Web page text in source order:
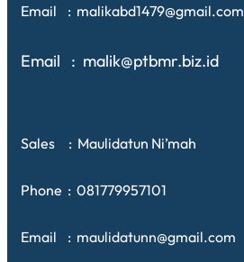
Email : malikabd1479@gmail.com
Email : malik@ptbmr.biz.id
Sales : Maulidatun Ni’mah
Phone : 081779957101
Email : maulidatunn@gmail.com